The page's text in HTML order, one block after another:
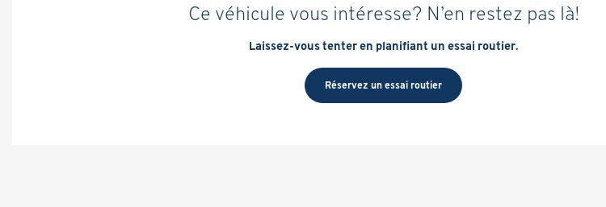
Ce véhicule vous intéresse? N’en restez pas là!
Laissez-vous tenter en planifiant un essai routier.
Réservez un essai routier